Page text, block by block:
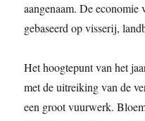
aangenaam. De
gebaseerd op visserij,
Het hoogtepunt van het
met de uitreiking van de
een groot vuurwerk.